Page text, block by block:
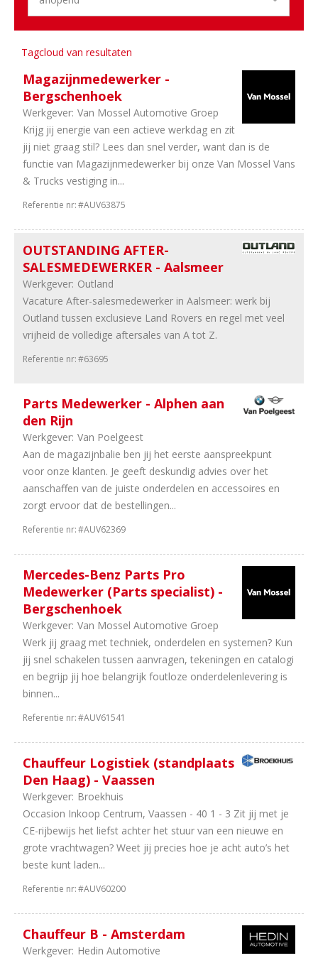
Bedrijfsauto's
Personenauto's
Schadeherstel
Aantal
uren
40
uur
overleg
Tagcloud van resultaten
Magazijnmedewerker -
Bergschenhoek
Werkgever: Van Mossel Automotive Groep
Krijg jij energie van een actieve werkdag en zit
jij niet graag stil? Lees dan snel verder, want dan is de
functie van Magazijnmedewerker bij onze Van Mossel Vans
& Trucks vestiging in...
Referentie nr:#AUV63875
OUTSTANDING AFTER-
SALESMEDEWERKER - Aalsmeer
Werkgever: Outland
Vacature After-salesmedewerker in Aalsmeer: werk bij
Outland tussen exclusieve Land Rovers en regel met veel
vrijheid de volledige aftersales van A tot Z.
Referentie nr:#63695
Parts Medewerker - Alphen aan
den Rijn
Werkgever: Van Poelgeest
Aan de magazijnbalie ben jij het eerste aanspreekpunt
voor onze klanten. Je geeft deskundig advies over het
aanschaffen van de juiste onderdelen en accessoires en
zorgt ervoor dat de bestellingen...
Referentie nr:#AUV62369
Mercedes-Benz Parts Pro
Medewerker (Parts specialist) -
Bergschenhoek
Werkgever: Van Mossel Automotive Groep
Werk jij graag met techniek, onderdelen en systemen? Kun
jij snel schakelen tussen aanvragen, tekeningen en catalogi
en begrijp jij hoe belangrijk foutloze onderdelenlevering is
binnen...
Referentie nr:#AUV61541
Chauffeur Logistiek (standplaats
Den Haag) - Vaassen
Werkgever: Broekhuis
Occasion Inkoop Centrum, Vaassen - 40 1 - 3 Zit jij met je
CE-rijbewijs het liefst achter het stuur van een nieuwe en
grote vrachtwagen? Weet jij precies hoe je acht auto’s het
beste kunt laden...
Referentie nr:#AUV60200
Chauffeur B - Amsterdam
Werkgever: Hedin Automotive